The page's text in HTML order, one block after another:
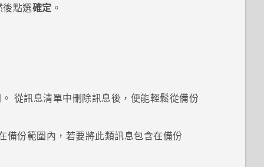
點選確定 。
從訊息清單中刪除訊息後，便能輕鬆從備份
備份範圍內，若要將此類訊息包含在備份